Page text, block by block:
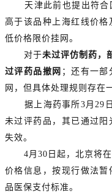
天津此前也提出符
高于该品种上海红线价
低价格限价挂网。
对于未过评仿制药，
过评药品撤网 ；还有一
网，但具体处理规则存在
据上海药事所3月29日
未过评药品，其已通过
失效。
4月30日起，北京将
价格信息，按现行做法
品医保支付标准。